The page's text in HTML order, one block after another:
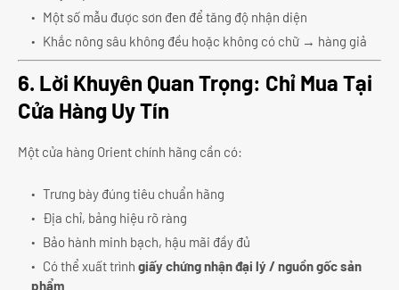
Một số mẫu được sơn đen để tăng độ nhận diện
Khắc nông sâu không đều hoặc không có chữ → hàng giả
6. Lời Khuyên Quan Trọng: Chỉ Mua Tại
Cửa Hàng Uy Tín
Một cửa hàng Orient chính hãng cần có:
Trưng bày đúng tiêu chuẩn hãng
Địa chỉ, bảng hiệu rõ ràng
Bảo hành minh bạch, hậu mãi đầy đủ
Có thể xuất trình giấy chứng nhận đại lý / nguồn gốc sản
phẩm